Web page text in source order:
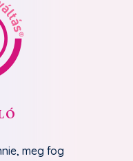
meg fog